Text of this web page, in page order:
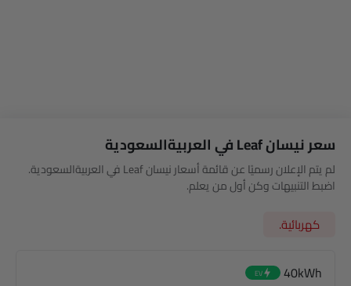
سعر نيسان Leaf في العربيةالسعودية
لم يتم الإعلان رسميًا عن قائمة أسعار نيسان Leaf في العربيةالسعودية.
اضبط التنبيهات وكن أول من يعلم.
كهربائية.
40kWh
EV